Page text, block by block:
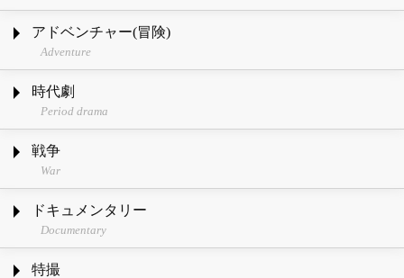
アドベンチャー(冒険)
Adventure
時代劇
Period drama
戦争
War
ドキュメンタリー
Documentary
特撮